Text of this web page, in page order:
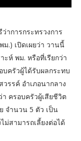
าการกระทรวงการ
.) เปิดเผยว่า วานนี้
ห์ พม. หรือที่เรียกว่า
ครัวผู้ได้รับผลกระทบ
รรค์ อำเภอนากลาง
ครอบครัวผู้เสียชีวิต
จำนวน 5 ตัว เป็น
ม่สามารถเลี้ยงต่อได้